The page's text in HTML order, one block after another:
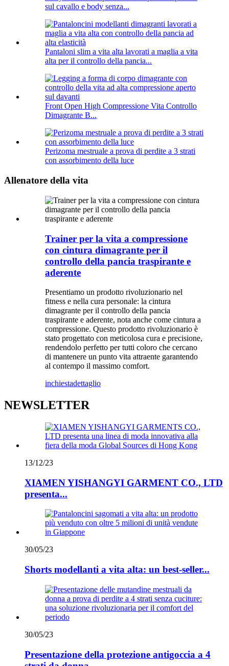
sul cavallo e body senza...
Pantaloni slim a vita alta lavorati a maglia a vita
alta per il controllo della pancia...
Front Open High Compressione Vita Controllo
Dimagrante B...
Perizoma mestruale a prova di perdite a 3 strati
con assorbimento della luce
Allenatore della vita
Trainer per la vita a compressione
con cintura dimagrante per il
controllo della pancia traspirante e
aderente
Presentiamo un prodotto rivoluzionario nel
fitness e nella cura personale: la cintura
dimagrante per il controllo della pancia
traspirante e aderente, nota anche come cintura a
compressione. Questo prodotto rivoluzionario è
stato progettato con meticolosa cura e precisione,
rendendolo perfetto per tutti coloro che cercano
di mantenere un punto vita attraente garantendo
al contempo il massimo comfort.
inchiestadettaglio
NEWSLETTER
13/12/23
XIAMEN YISHANGYI GARMENT CO., LTD
presenta...
30/05/23
Shorts modellanti a vita alta: un best-seller...
30/05/23
Presentazione della protezione antigoccia a 4